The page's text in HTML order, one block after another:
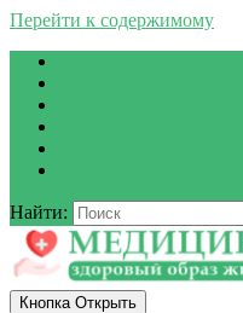
Перейти к содержимому
Найти:
Кнопка Открыть